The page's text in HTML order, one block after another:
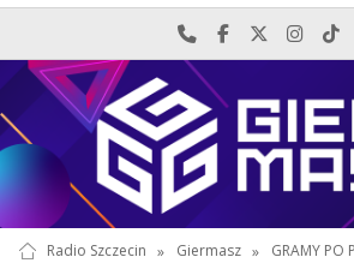
Najlepiej po prostu
Odwiedź nas
Odwiedź
Radio Szczecin » Giermasz » GRAMY PO